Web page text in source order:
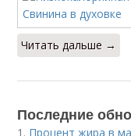
Читать дальше →
Последние
1. Процент жира в